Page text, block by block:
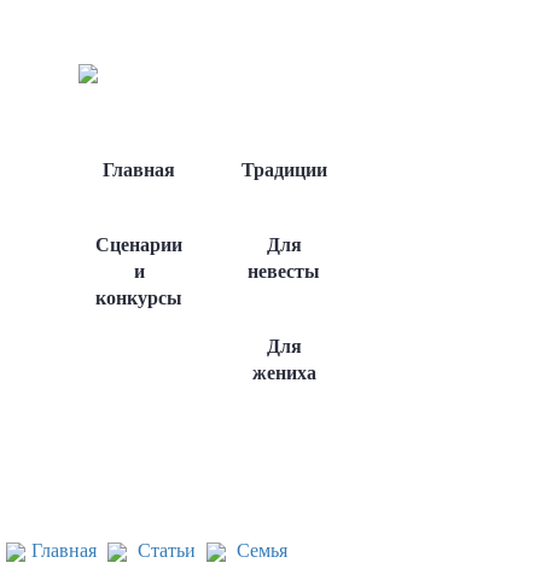
Главная Традиции
Сценарии
и
конкурсы
Для
невесты
Для
жениха
Главная Статьи Семья